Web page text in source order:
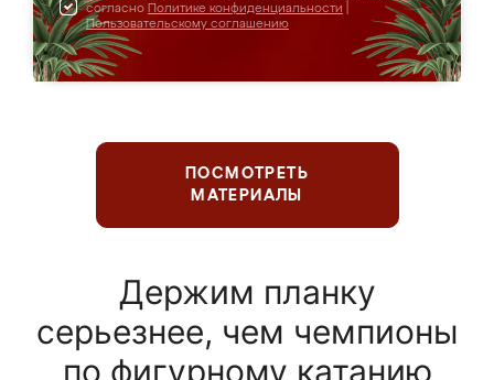
согласно Политике конфиденциальности
Пользовательскому соглашению
ПОСМОТРЕТЬ
МАТЕРИАЛЫ
Держим планку
серьезнее, чем чемпионы
по фигурному катанию